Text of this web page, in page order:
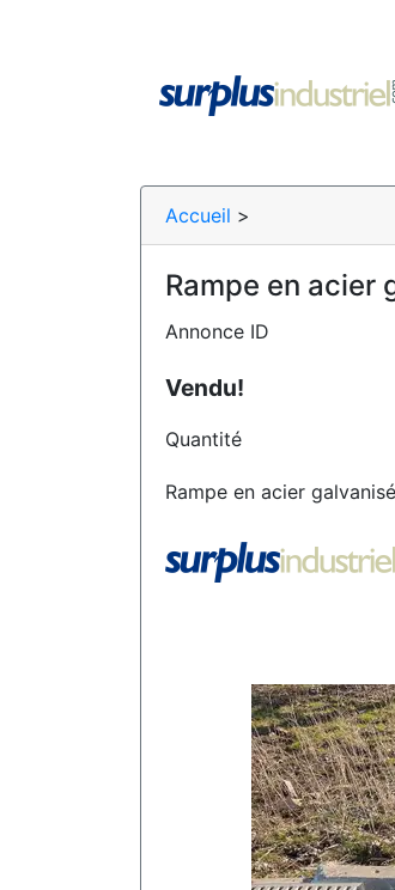
Accueil >
Rampe en acier
Annonce ID
Vendu!
Quantité
Rampe en acier